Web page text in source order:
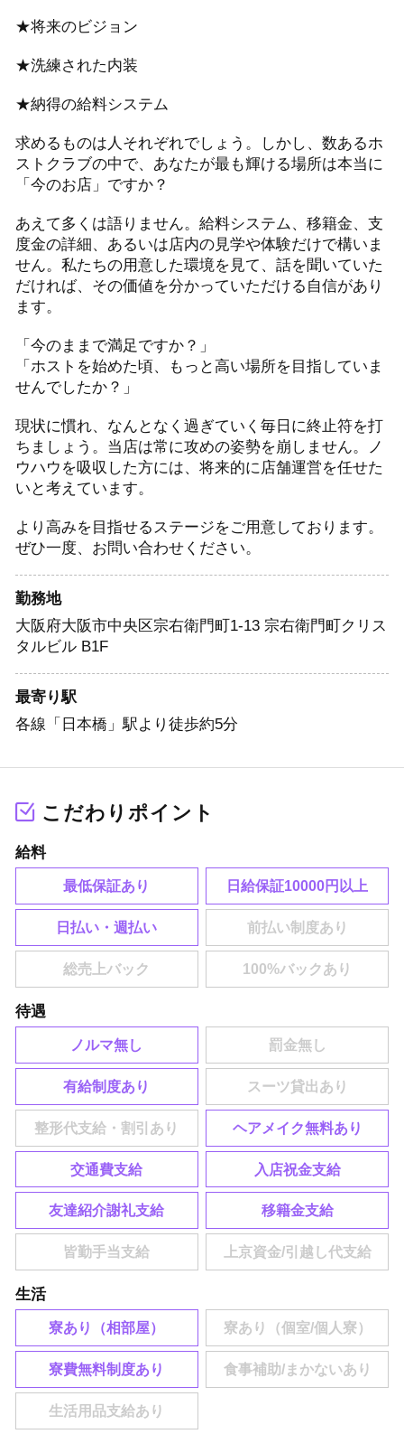
★将来のビジョン
★洗練された内装
★納得の給料システム
求めるものは人それぞれでしょう。しかし、数あるホ
ストクラブの中で、あなたが最も輝ける場所は本当に
「今のお店」ですか？
あえて多くは語りません。給料システム、移籍金、支
度金の詳細、あるいは店内の見学や体験だけで構いま
せん。私たちの用意した環境を見て、話を聞いていた
だければ、その価値を分かっていただける自信があり
ます。
「今のままで満足ですか？」
「ホストを始めた頃、もっと高い場所を目指していま
せんでしたか？」
現状に慣れ、なんとなく過ぎていく毎日に終止符を打
ちましょう。当店は常に攻めの姿勢を崩しません。ノ
ウハウを吸収した方には、将来的に店舗運営を任せた
いと考えています。
より高みを目指せるステージをご用意しております。
ぜひ一度、お問い合わせください。
勤務地
大阪府大阪市中央区宗右衛門町1-13 宗右衛門町クリス
タルビル B1F
最寄り駅
各線「日本橋」駅より徒歩約5分
こだわりポイント
給料
最低保証あり 日給保証10000円以上
日払い・週払い
待遇
ノルマ無し
有給制度あり
ヘアメイク無料あり
交通費支給 入店祝金支給
友達紹介謝礼支給 移籍金支給
生活
寮あり（相部屋）
寮費無料制度あり